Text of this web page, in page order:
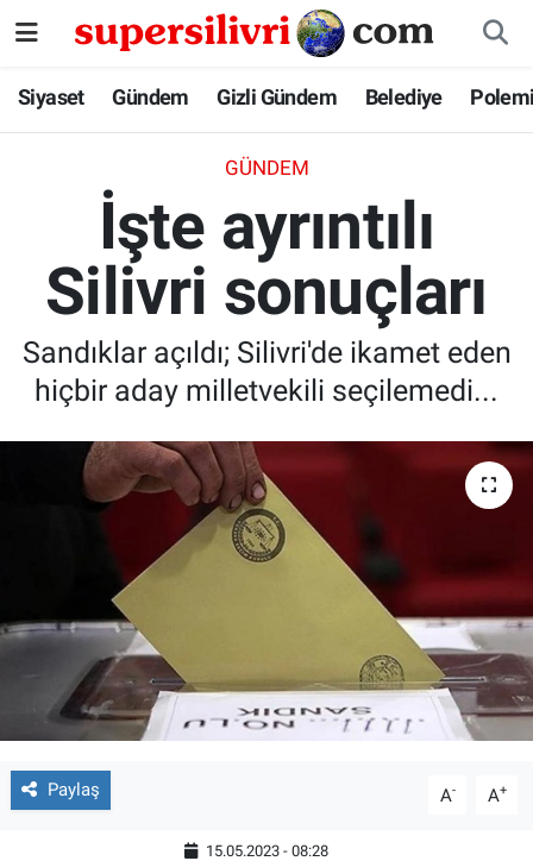
Siyaset Gündem Gizli Gündem Belediye
GÜNDEM
İşte ayrıntılı
Silivri sonuçları
Sandıklar açıldı; Silivri'de ikamet eden
hiçbir aday milletvekili seçilemedi...
Paylaş A- A+
15.05.2023 - 08:28
Siyaset
Gizli Gündem
Belediye
İstanbul Nöbetçi Eczaneler
İstanbul Hava Durumu
İstanbul Namaz Vakitleri
İstanbul Trafik Yoğunluk Haritası
Tüm Manşetler
Son Dakika Haberleri
Haber Arşivi